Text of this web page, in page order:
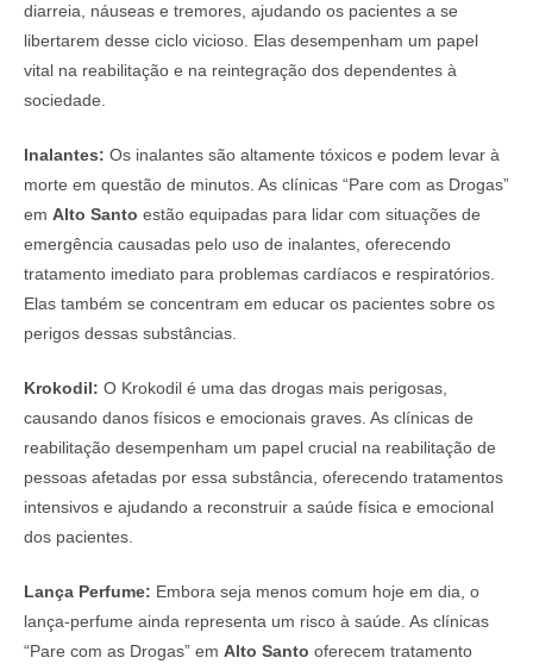
diarreia, náuseas e tremores, ajudando os pacientes a se
libertarem desse ciclo vicioso. Elas desempenham um papel
vital na reabilitação e na reintegração dos dependentes à
sociedade.
Inalantes: Os inalantes são altamente tóxicos e podem levar à
morte em questão de minutos. As clínicas “Pare com as Drogas”
em Alto Santo estão equipadas para lidar com situações de
emergência causadas pelo uso de inalantes, oferecendo
tratamento imediato para problemas cardíacos e respiratórios.
Elas também se concentram em educar os pacientes sobre os
perigos dessas substâncias.
Krokodil: O Krokodil é uma das drogas mais perigosas,
causando danos físicos e emocionais graves. As clínicas de
reabilitação desempenham um papel crucial na reabilitação de
pessoas afetadas por essa substância, oferecendo tratamentos
intensivos e ajudando a reconstruir a saúde física e emocional
dos pacientes.
Lança Perfume: Embora seja menos comum hoje em dia, o
lança-perfume ainda representa um risco à saúde. As clínicas
“Pare com as Drogas” em Alto Santo oferecem tratamento